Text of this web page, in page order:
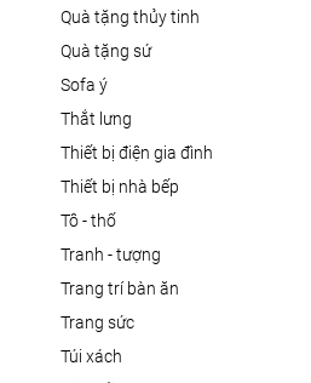
quà tặng thủy tinh
quà tặng sứ
sofa ý
thắt lưng
thiết bị điện gia đình
thiết bị nhà bếp
tô - thố
tranh - tượng
trang trí bàn ăn
trang sức
túi xách